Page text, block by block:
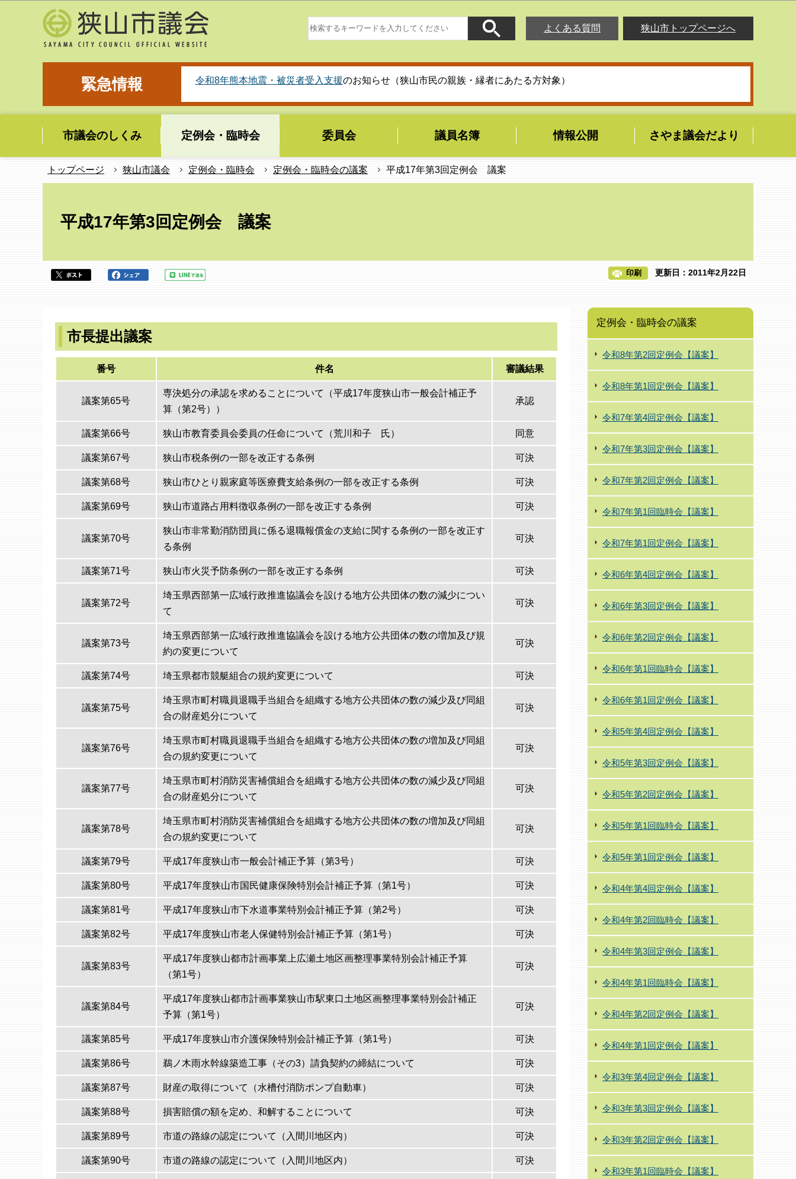
よくある質問
狭山市トップページへ
緊急情報 令和8年熊本地震・被災者受入支援のお知らせ（狭山市民の親族・縁者にあたる方対象）
市議会のしくみ 定例会・臨時会 委員会 議員名簿 情報公開 さやま議会だより
トップページ 狭山市議会 定例会・臨時会 定例会・臨時会の議案 平成17年第3回定例会 議案
平成17年第3回定例会 議案
印刷 更新日：2011年2月22日
市長提出議案
番号 件名 審議結果
議案第65号
専決処分の承認を求めることについて（平成17年度狭山市一般会計補正予
算（第2号））
承認
議案第66号 狭山市教育委員会委員の任命について（荒川和子 氏） 同意
議案第67号 狭山市税条例の一部を改正する条例 可決
議案第68号 狭山市ひとり親家庭等医療費支給条例の一部を改正する条例 可決
議案第69号 狭山市道路占用料徴収条例の一部を改正する条例 可決
議案第70号
狭山市非常勤消防団員に係る退職報償金の支給に関する条例の一部を改正す
る条例
可決
議案第71号 狭山市火災予防条例の一部を改正する条例 可決
議案第72号
埼玉県西部第一広域行政推進協議会を設ける地方公共団体の数の減少につい
て
可決
議案第73号
埼玉県西部第一広域行政推進協議会を設ける地方公共団体の数の増加及び規
約の変更について
可決
議案第74号 埼玉県都市競艇組合の規約変更について 可決
議案第75号
埼玉県市町村職員退職手当組合を組織する地方公共団体の数の減少及び同組
合の財産処分について
可決
議案第76号
埼玉県市町村職員退職手当組合を組織する地方公共団体の数の増加及び同組
合の規約変更について
可決
議案第77号
埼玉県市町村消防災害補償組合を組織する地方公共団体の数の減少及び同組
合の財産処分について
可決
議案第78号
埼玉県市町村消防災害補償組合を組織する地方公共団体の数の増加及び同組
合の規約変更について
可決
議案第79号 平成17年度狭山市一般会計補正予算（第3号） 可決
議案第80号 平成17年度狭山市国民健康保険特別会計補正予算（第1号） 可決
議案第81号 平成17年度狭山市下水道事業特別会計補正予算（第2号） 可決
議案第82号 平成17年度狭山市老人保健特別会計補正予算（第1号） 可決
議案第83号
平成17年度狭山都市計画事業上広瀬土地区画整理事業特別会計補正予算
（第1号）
可決
議案第84号
平成17年度狭山都市計画事業狭山市駅東口土地区画整理事業特別会計補正
予算（第1号）
可決
議案第85号 平成17年度狭山市介護保険特別会計補正予算（第1号） 可決
議案第86号 鵜ノ木雨水幹線築造工事（その3）請負契約の締結について 可決
議案第87号 財産の取得について（水槽付消防ポンプ自動車） 可決
議案第88号 損害賠償の額を定め、和解することについて 可決
議案第89号 市道の路線の認定について（入間川地区内） 可決
議案第90号 市道の路線の認定について（入間川地区内） 可決
定例会・臨時会の議案
令和8年第2回定例会【議案】
令和8年第1回定例会【議案】
令和7年第4回定例会【議案】
令和7年第3回定例会【議案】
令和7年第2回定例会【議案】
令和7年第1回臨時会【議案】
令和7年第1回定例会【議案】
令和6年第4回定例会【議案】
令和6年第3回定例会【議案】
令和6年第2回定例会【議案】
令和6年第1回臨時会【議案】
令和6年第1回定例会【議案】
令和5年第4回定例会【議案】
令和5年第3回定例会【議案】
令和5年第2回定例会【議案】
令和5年第1回臨時会【議案】
令和5年第1回定例会【議案】
令和4年第4回定例会【議案】
令和4年第2回臨時会【議案】
令和4年第3回定例会【議案】
令和4年第1回臨時会【議案】
令和4年第2回定例会【議案】
令和4年第1回定例会【議案】
令和3年第4回定例会【議案】
令和3年第3回定例会【議案】
令和3年第2回定例会【議案】
令和3年第1回臨時会【議案】